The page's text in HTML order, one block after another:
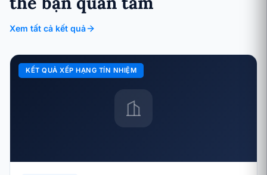
Xem tất cả kết quả
KẾT QUẢ XẾP HẠNG TÍN NHIỆM